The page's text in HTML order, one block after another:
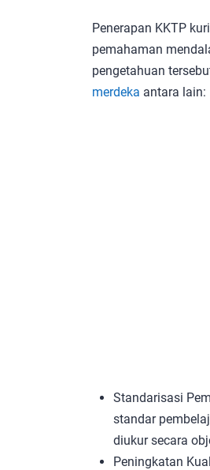
Penerapan KKTP
pemahaman
pengetahuan
merdeka antara lain:
Standarisasi
standar
diukur secara
Peningkatan